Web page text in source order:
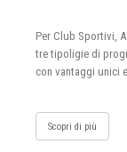
Per Club Sportivi,
tre tipoligie di
con vantaggi unici
Scopri di più